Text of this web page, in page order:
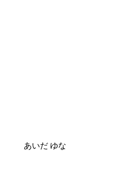
あいだ ゆな